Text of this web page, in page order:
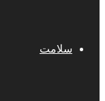
سلامت